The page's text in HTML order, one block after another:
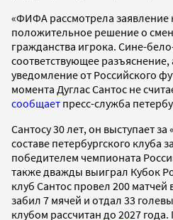
«ФИФА рассмотрела заявление
положительное решение о
гражданства игрока. Сине-
соответствующее
уведомление от Российского
момента Дуглас Сантос не
сообщает пресс-служба
Сантосу 30 лет, он выступает
составе петербургского клуба
победителем чемпионата
также дважды выиграл Кубок
клуб Сантос провел 200 матчей
забил 7 мячей и отдал 33
клубом рассчитан до 2027 года.